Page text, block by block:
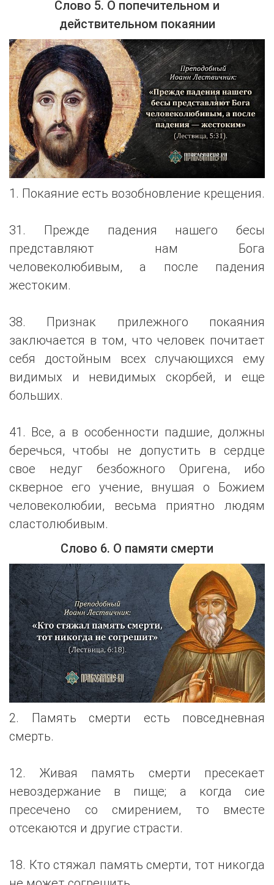
Слово 5. О попечительном и
действительном покаянии
1. Покаяние есть возобновление крещения.
31. Прежде падения нашего бесы
представляют нам Бога
человеколюбивым, а после падения
жестоким.
38. Признак прилежного покаяния
заключается в том, что человек почитает
себя достойным всех случающихся ему
видимых и невидимых скорбей, и еще
больших.
41. Все, а в особенности падшие, должны
беречься, чтобы не допустить в сердце
свое недуг безбожного Оригена, ибо
скверное его учение, внушая о Божием
человеколюбии, весьма приятно людям
сластолюбивым.
Слово 6. О памяти смерти
2. Память смерти есть повседневная
смерть.
12. Живая память смерти пресекает
невоздержание в пище; а когда сие
пресечено со смирением, то вместе
отсекаются и другие страсти.
18. Кто стяжал память смерти, тот никогда